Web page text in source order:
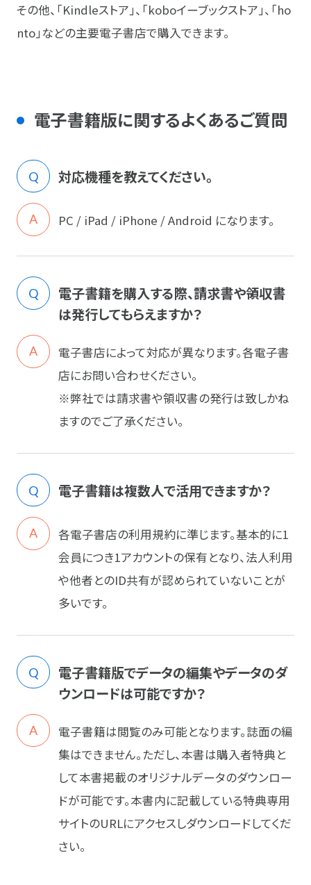
その他、「Kindleストア」、「koboイーブックストア」、「ho
nto」などの主要電子書店で購入できます。
電子書籍版に関するよくあるご質問
対応機種を教えてください。
PC / iPad / iPhone / Android になります。
電子書籍を購入する際、請求書や領収書
は発行してもらえますか？
電子書店によって対応が異なります。各電子書
店にお問い合わせください。
※弊社では請求書や領収書の発行は致しかね
ますのでご了承ください。
電子書籍は複数人で活用できますか？
各電子書店の利用規約に準じます。基本的に1
会員につき1アカウントの保有となり、法人利用
や他者とのID共有が認められていないことが
多いです。
電子書籍版でデータの編集やデータのダ
ウンロードは可能ですか？
電子書籍は閲覧のみ可能となります。誌面の編
集はできません。ただし、本書は購入者特典と
して本書掲載のオリジナルデータのダウンロー
ドが可能です。本書内に記載している特典専用
サイトのURLにアクセスしダウンロードしてくだ
さい。